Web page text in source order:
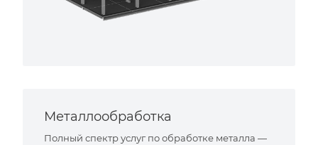
Металлообработка
Полный спектр услуг по обработке металла —